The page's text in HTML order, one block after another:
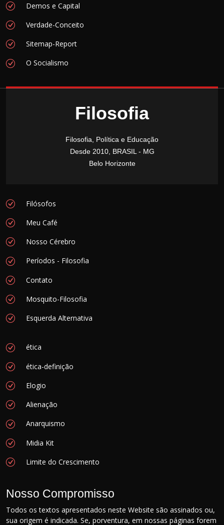
Demos e Capital
Verdade-Conceito
Sitemap-Report
O Socialismo
Filosofia
Filosofia, Política e Educação
Desde 2010, BRASIL - MG
Belo Horizonte
Filósofos
Meu Café
Nosso Cérebro
Períodos - Filosofia
Contato
Mosquito-Filosofia
Esquerda Alternativa
ética
ética-definição
Elogio
Alienação
Anarquismo
Midia Kit
Limite do Crescimento
Nosso Compromisso
Todos os textos apresentados neste Website são assinados ou,
sua origem é indicada. Se, porventura, em nossas páginas forem